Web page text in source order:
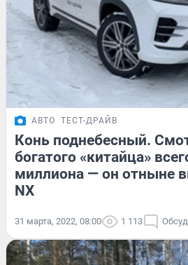
АВТО ТЕСТ-ДРАЙВ
Конь поднебесный.
богатого «китайца»
миллиона — он отныне
NX
31 марта, 2022, 08:00 1 113